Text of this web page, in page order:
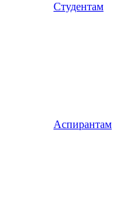
Студентам
Аспирантам